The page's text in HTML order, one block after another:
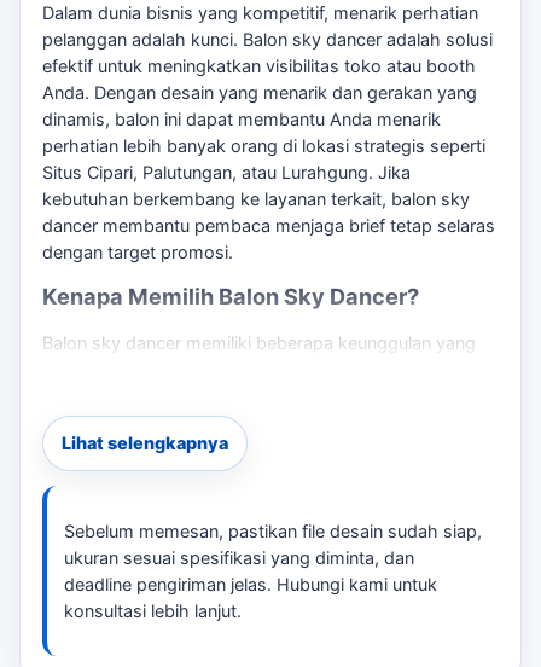
Dalam dunia bisnis yang kompetitif, menarik perhatian
pelanggan adalah kunci. Balon sky dancer adalah solusi
efektif untuk meningkatkan visibilitas toko atau booth
Anda. Dengan desain yang menarik dan gerakan yang
dinamis, balon ini dapat membantu Anda menarik
perhatian lebih banyak orang di lokasi strategis seperti
Situs Cipari, Palutungan, atau Lurahgung. Jika
kebutuhan berkembang ke layanan terkait, balon sky
dancer membantu pembaca menjaga brief tetap selaras
dengan target promosi.
Kenapa Memilih Balon Sky Dancer?
Balon sky dancer memiliki beberapa keunggulan yang
Jika kebutuhan berkembang ke layanan terkait,
Balon Kuninganmembantu pembaca menjaga brief
tetap selaras dengan target promosi.
Ukuran yang Menarik:Tersedia dalam berbagai
ukuran, seperti 5 meter, yang terlihat jelas dari
jarak jauh.
Desain Custom:Anda dapat menambahkan logo
Lihat selengkapnya
Sebelum memesan, pastikan file desain sudah siap,
ukuran sesuai spesifikasi yang diminta, dan
deadline pengiriman jelas. Hubungi kami untuk
konsultasi lebih lanjut.